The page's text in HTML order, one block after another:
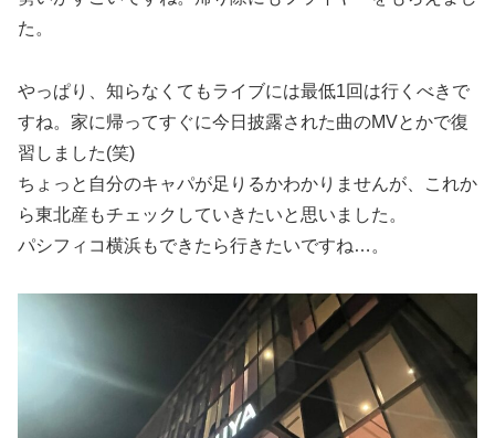
た。
やっぱり、知らなくてもライブには最低1回は行くべきで
すね。家に帰ってすぐに今日披露された曲のMVとかで復
習しました(笑)
ちょっと自分のキャパが足りるかわかりませんが、これか
ら東北産もチェックしていきたいと思いました。
パシフィコ横浜もできたら行きたいですね…。